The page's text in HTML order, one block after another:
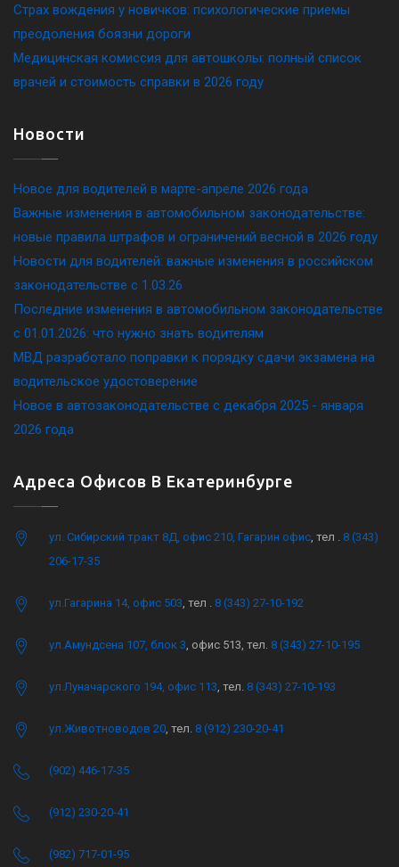
Страх вождения у новичков: психологические приемы
преодоления боязни дороги
Медицинская комиссия для автошколы: полный список
врачей и стоимость справки в 2026 году
Новости
Новое для водителей в марте-апреле 2026 года
Важные изменения в автомобильном законодательстве:
новые правила штрафов и ограничений весной в 2026 году
Новости для водителей: важные изменения в российском
законодательстве c 1.03.26
Последние изменения в автомобильном законодательстве
c 01.01.2026: что нужно знать водителям
МВД разработало поправки к порядку сдачи экзамена на
водительское удостоверение
Новое в автозаконодательстве с декабря 2025 - января
2026 года
Адреса Офисов В Екатеринбурге
ул. Сибирский тракт 8Д, офис 210, Гагарин офис , тел . 8 (343)
206-17-35
ул.Гагарина 14, офис 503 , тел . 8 (343) 27-10-192
ул.Амундсена 107, блок 3 , офис 513, тел. 8 (343) 27-10-195
ул.Луначарского 194, офис 113 , тел. 8 (343) 27-10-193
ул.Животноводов 20 , тел. 8 (912) 230-20-41
(902) 446-17-35
(912) 230-20-41
(982) 717-01-95